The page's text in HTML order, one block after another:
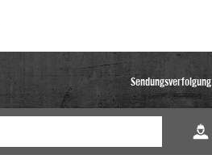
Sendungsverfolgung